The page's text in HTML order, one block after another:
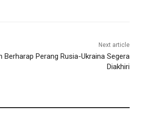
Next article
Berharap Perang Rusia-Ukraina Segera
Diakhiri